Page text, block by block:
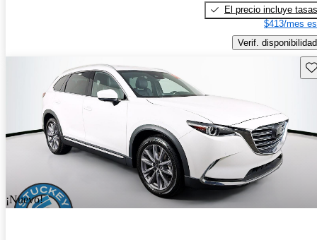
El precio incluye tasas
$413/mes
Verif. disponibilidad
¡Nuevo!